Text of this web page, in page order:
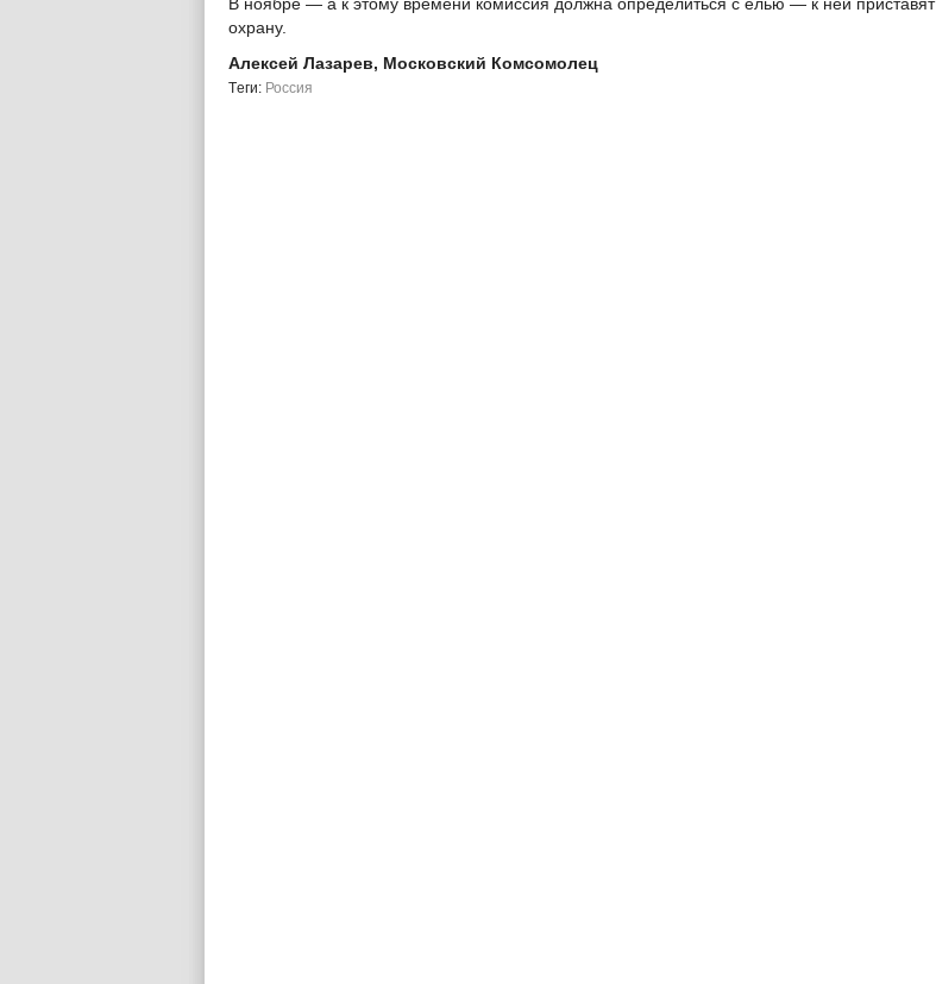
В ноябре — а к этому времени комиссия должна определиться с елью — к ней приставят
охрану.
Алексей Лазарев, Московский Комсомолец
Tеги: Россия